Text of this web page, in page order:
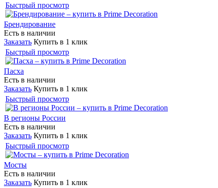
Быстрый просмотр
Брендирование
Есть в наличии
Заказать Купить в 1 клик
Быстрый просмотр
Пасха
Есть в наличии
Заказать Купить в 1 клик
Быстрый просмотр
В регионы России
Есть в наличии
Заказать Купить в 1 клик
Быстрый просмотр
Мосты
Есть в наличии
Заказать Купить в 1 клик